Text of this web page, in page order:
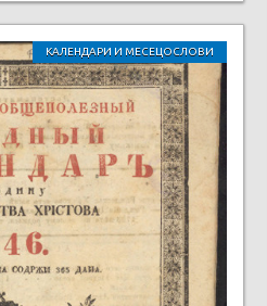
КАЛЕНДАРИ И МЕСЕЦОСЛОВИ